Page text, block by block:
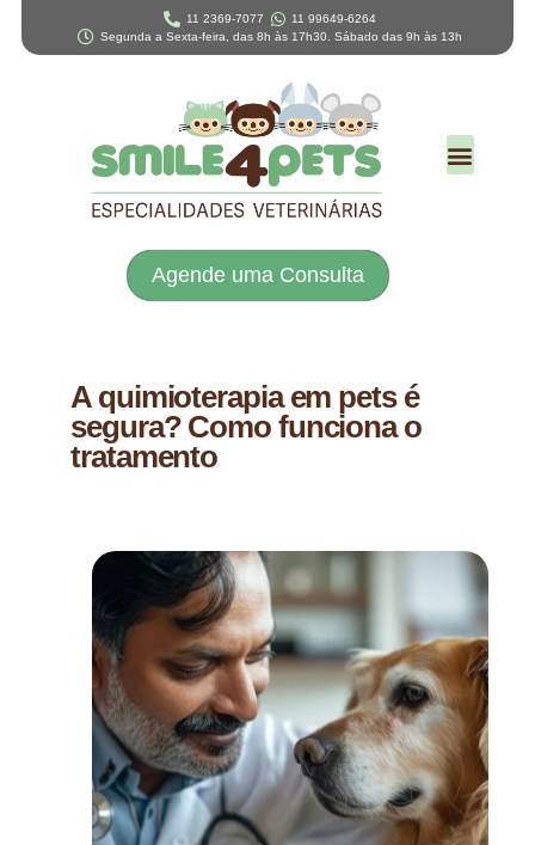
11 2369-7077
11 99649-6264
Segunda a Sexta-feira, das 8h às 17h30. Sábado das 9h às 13h
Agende uma Consulta
A quimioterapia em pets é
segura? Como funciona o
tratamento